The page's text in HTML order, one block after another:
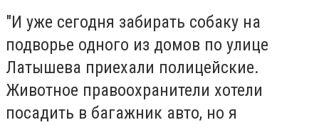
"И уже сегодня забирать собаку на
подворье одного из домов по улице
Латышева приехали полицейские.
Животное правоохранители хотели
посадить в багажник авто, но я